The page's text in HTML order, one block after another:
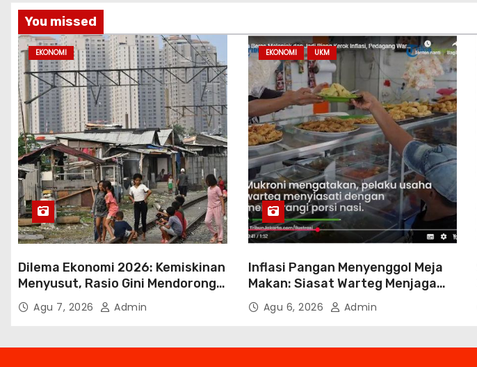
You missed
EKONOMI
Dilema Ekonomi 2026: Kemiskinan
Menyusut, Rasio Gini Mendorong
Kesenjangan
Agu 7, 2026 Admin
EKONOMI UKM
Inflasi Pangan Menyenggol Meja
Makan: Siasat Warteg Menjaga
Harga Tetap Terjangkau
Agu 6, 2026 Admin